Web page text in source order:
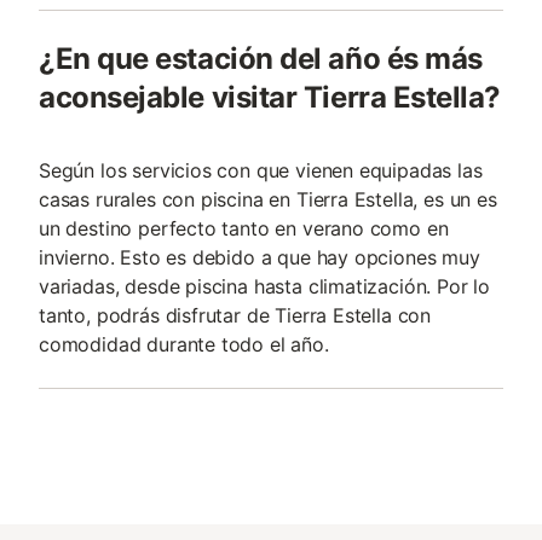
¿En que estación del año és más
aconsejable visitar Tierra Estella?
Según los servicios con que vienen equipadas las
casas rurales con piscina en Tierra Estella, es un es
un destino perfecto tanto en verano como en
invierno. Esto es debido a que hay opciones muy
variadas, desde piscina hasta climatización. Por lo
tanto, podrás disfrutar de Tierra Estella con
comodidad durante todo el año.